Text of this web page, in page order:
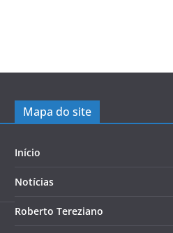
Mapa do site
Início
Notícias
Roberto Tereziano